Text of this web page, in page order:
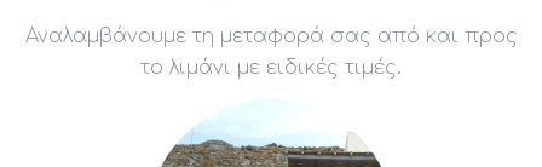
Αναλαμβάνουμε τη μεταφορά σας από και προς
το λιμάνι με ειδικές τιμές.